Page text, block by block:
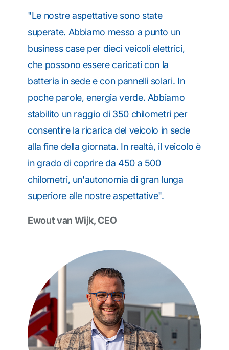
"Le nostre aspettative sono state
superate. Abbiamo messo a punto un
business case per dieci veicoli elettrici,
che possono essere caricati con la
batteria in sede e con pannelli solari. In
poche parole, energia verde. Abbiamo
stabilito un raggio di 350 chilometri per
consentire la ricarica del veicolo in sede
alla fine della giornata. In realtà, il veicolo è
in grado di coprire da 450 a 500
chilometri, un'autonomia di gran lunga
superiore alle nostre aspettative".
Ewout van Wijk, CEO